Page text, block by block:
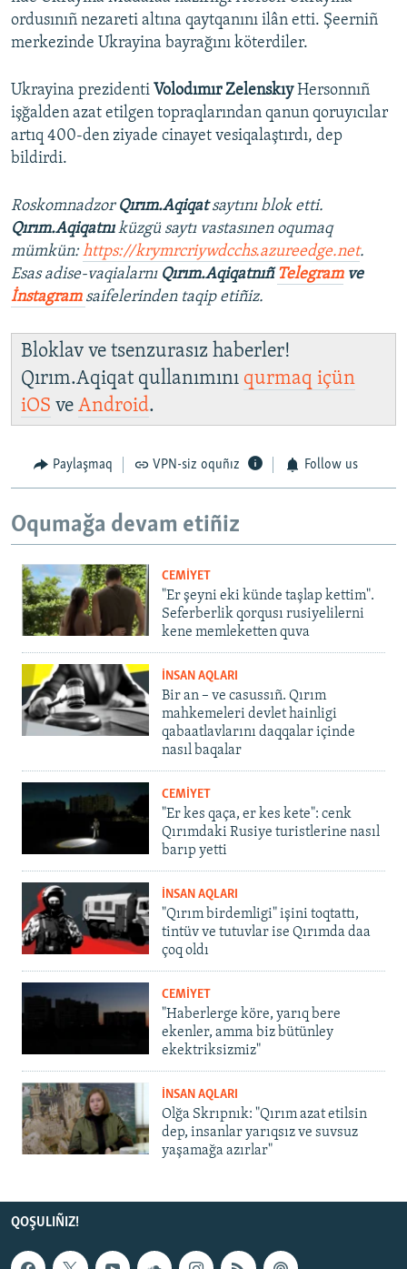
ordusınıñ nezareti altına qaytqanını ilân etti. Şeerniñ
merkezinde Ukrayina bayrağını köterdiler.
Ukrayina prezidenti Volodımır ZelenskıyHersonnıñ
işğalden azat etilgen topraqlarından qanun qoruyıcılar
artıq 400-den ziyade cinayet vesiqalaştırdı, dep
bildirdi.
Roskomnadzor Qırım.Aqiqatsaytını blok etti.
Qırım.Aqiqatnıküzgü saytı vastasınen oqumaq
mümkün:https://krymrcriywdcchs.azureedge.net.
Esas adise-vaqialarnı Qırım.Aqiqatnıñ Telegramve
İnstagram saifelerinden taqip etiñiz.
Bloklav ve tsenzurasız haberler!
Qırım.Aqiqat qullanımını qurmaq içün
iOS ve Android.
Paylaşmaq VPN-siz oquñız Follow us
Oqumağa devam etiñiz
CEMİYET
"Er şeyni eki künde taşlap kettim".
Seferberlik qorqusı rusiyelilerni
kene memleketten quva
İNSAN AQLARI
Bir an – ve casussıñ. Qırım
mahkemeleri devlet hainligi
qabaatlavlarını daqqalar içinde
nasıl baqalar
CEMİYET
"Er kes qaça, er kes kete": cenk
Qırımdaki Rusiye turistlerine nasıl
barıp yetti
İNSAN AQLARI
"Qırım birdemligi" işini toqtattı,
tintüv ve tutuvlar ise Qırımda daa
çoq oldı
CEMİYET
"Haberlerge köre, yarıq bere
ekenler, amma biz bütünley
ekektriksizmiz"
İNSAN AQLARI
Olğa Skrıpnık: "Qırım azat etilsin
dep, insanlar yarıqsız ve suvsuz
yaşamağa azırlar"
QOŞULIÑIZ!